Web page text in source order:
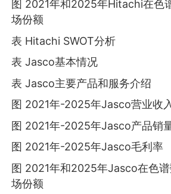
图 2021年和2025年Hitachi在色
场份额
表 Hitachi SWOT分析
表 Jasco基本情况
表 Jasco主要产品和服务介绍
图 2021年-2025年Jasco营业收
图 2021年-2025年Jasco产品销
图 2021年-2025年Jasco毛利率
图 2021年和2025年Jasco在色
场份额